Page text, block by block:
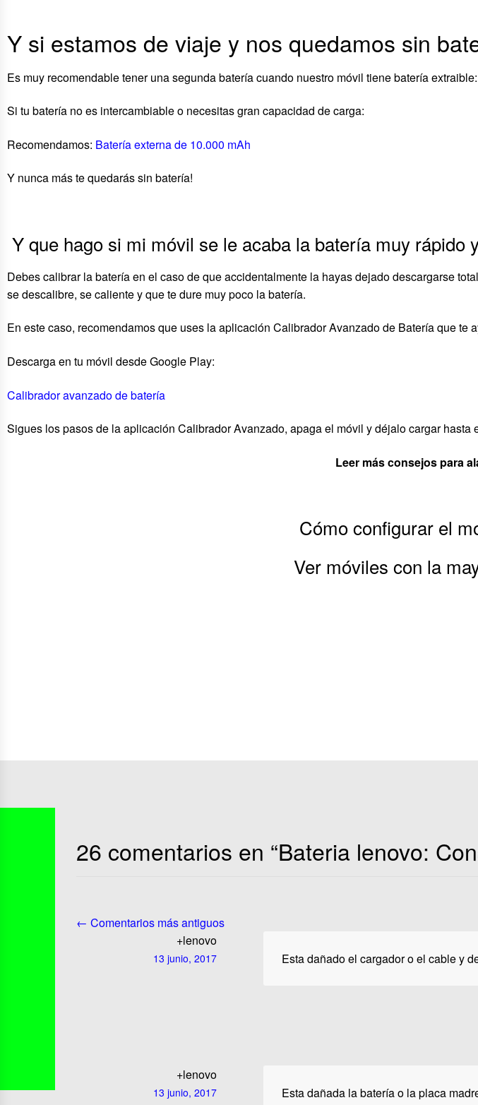
Y si estamos de viaje y nos quedamos sin
Es muy recomendable tener una segunda batería cuando nuestro móvil tiene batería extraible:
Si tu batería no es intercambiable o necesitas gran capacidad de carga:
Recomendamos: Batería externa de 10.000 mAh
Y nunca más te quedarás sin batería!
Y que hago si mi móvil se le acaba la batería muy rápido
Debes calibrar la batería en el caso de que accidentalmente la hayas dejado descargarse
se descalibre, se caliente y que te dure muy poco la batería.
En este caso, recomendamos que uses la aplicación Calibrador Avanzado de Batería que te
Descarga en tu móvil desde Google Play:
Calibrador avanzado de batería
Sigues los pasos de la aplicación Calibrador Avanzado, apaga el móvil y déjalo cargar
Leer más consejos para
Cómo configurar el
Ver móviles con la
26 comentarios en “Bateria lenovo:
← Comentarios más antiguos
+lenovo
13 junio, 2017 Esta dañado el cargador o el cable y
+lenovo
13 junio, 2017
Esta dañada la batería o la placa